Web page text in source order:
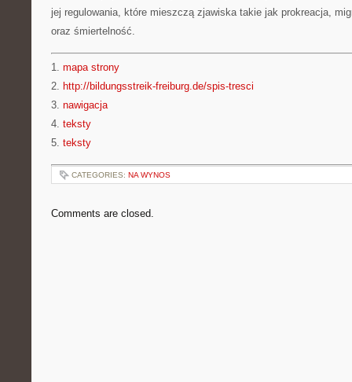
jej regulowania, które mieszczą zjawiska takie jak prokreacja,
oraz śmiertelność.
1. mapa strony
2. http://bildungsstreik-freiburg.de/spis-tresci
3. nawigacja
4. teksty
5. teksty
CATEGORIES: NA WYNOS
Comments are closed.